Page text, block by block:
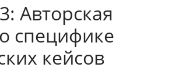
Авторская
специфике
кейсов